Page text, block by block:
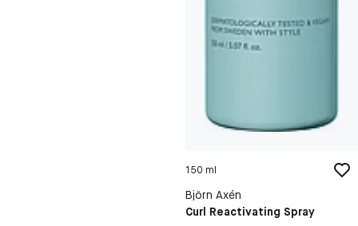
150 ml
Björn Axén
Curl Reactivating Spray